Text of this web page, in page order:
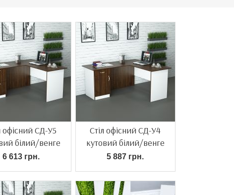
офісний СД-У5
білий/венге
6 613 грн.
Стіл офісний СД-У4
кутовий білий/венге
5 887 грн.